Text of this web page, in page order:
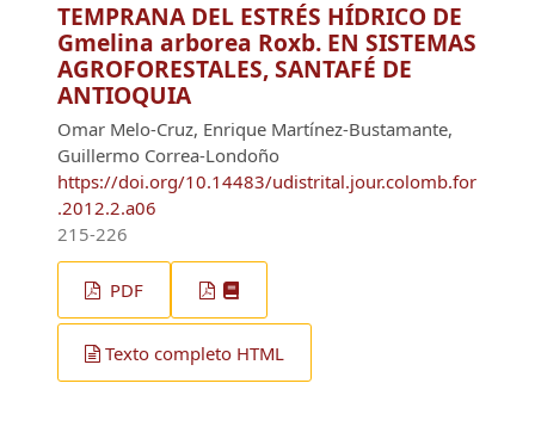
TEMPRANA DEL ESTRÉS HÍDRICO DE
Gmelina arborea Roxb. EN SISTEMAS
AGROFORESTALES, SANTAFÉ DE
ANTIOQUIA
Omar Melo-Cruz, Enrique Martínez-Bustamante,
Guillermo Correa-Londoño
https://doi.org/10.14483/udistrital.jour.colomb.for
.2012.2.a06
215-226
PDF
Texto completo HTML